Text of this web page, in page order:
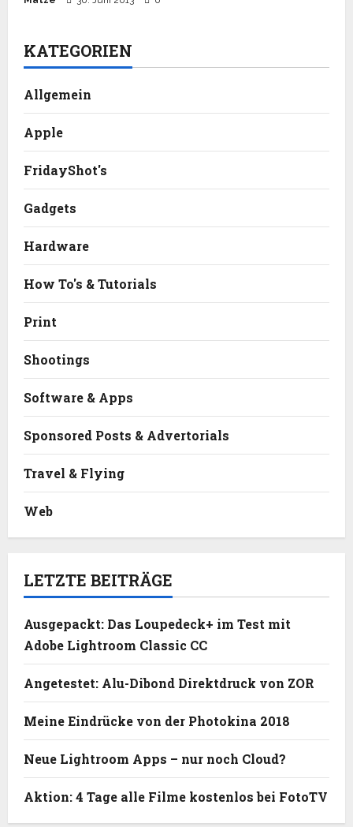
KATEGORIEN
Allgemein
Apple
FridayShot's
Gadgets
Hardware
How To's & Tutorials
Print
Shootings
Software & Apps
Sponsored Posts & Advertorials
Travel & Flying
Web
LETZTE BEITRÄGE
Ausgepackt: Das Loupedeck+ im Test mit
Adobe Lightroom Classic CC
Angetestet: Alu-Dibond Direktdruck von ZOR
Meine Eindrücke von der Photokina 2018
Neue Lightroom Apps – nur noch Cloud?
Aktion: 4 Tage alle Filme kostenlos bei FotoTV